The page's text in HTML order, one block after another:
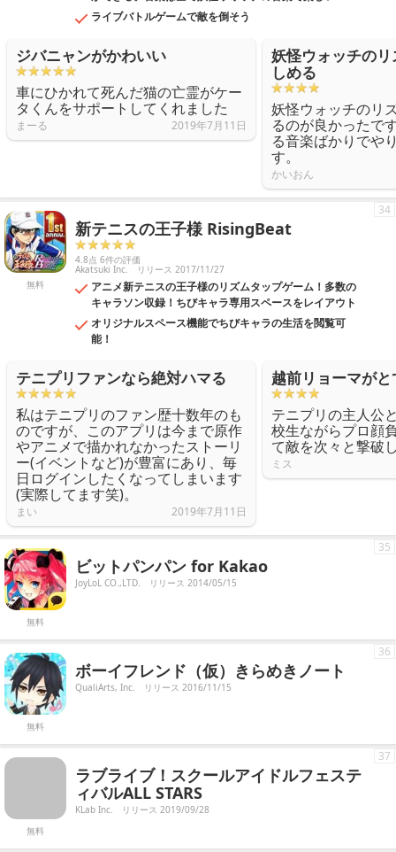
ライブバトルゲームで敵を倒そう
ジバニャンがかわいい
車にひかれて死んだ猫の亡霊がケー
タくんをサポートしてくれました
まーる 2019年7月11日
妖怪ウォッチの
しめる
妖怪ウォッチのリ
るのが良かったで
る音楽ばかりでや
す。
かいおん
無料
新テニスの王子様 RisingBeat
4.8点 6件の評価
Akatsuki Inc. リリース 2017/11/27
アニメ新テニスの王子様のリズムタップゲーム！多数の
キャラソン収録！ちびキャラ専用スペースをレイアウト
オリジナルスペース機能でちびキャラの生活を閲覧可
能！
34
テニプリファンなら絶対ハマる
私はテニプリのファン歴十数年のも
のですが、このアプリは今まで原作
やアニメで描かれなかったストーリ
ー(イベントなど)が豊富にあり、毎
日ログインしたくなってしまいます
(実際してます笑)。
まい 2019年7月11日
越前リョーマが
テニプリの主人公
校生ながらプロ顔
て敵を次々と撃破
ミス
無料
ビットパンパン for Kakao
JoyLoL CO.,LTD. リリース 2014/05/15
35
無料
ボーイフレンド（仮）きらめきノート
QualiArts, Inc. リリース 2016/11/15
36
無料
ラブライブ！スクールアイドルフェステ
ィバルALL STARS
KLab Inc. リリース 2019/09/28
37